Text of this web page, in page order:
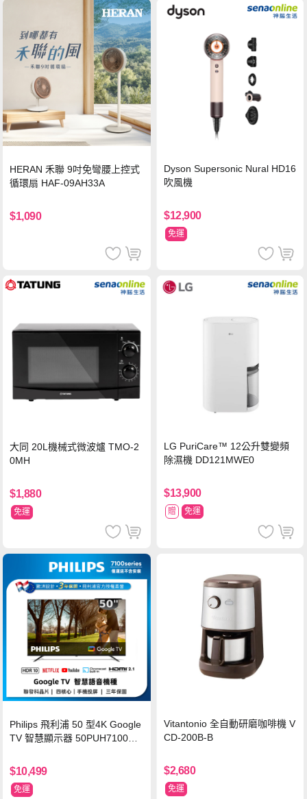
HERAN 禾聯 9吋免彎腰上控式
循環扇 HAF-09AH33A
$1,090
Dyson Supersonic Nural HD16
吹風機
$12,900
免運
大同 20L機械式微波爐 TMO-2
0MH
$1,880
免運
LG PuriCare™ 12公升雙變頻
除濕機 DD121MWE0
$13,900
贈 免運
Philips 飛利浦 50 型4K Google
TV 智慧顯示器 50PUH7100
$10,499
免運
Vitantonio 全自動研磨咖啡機 V
CD-200B-B
$2,680
免運